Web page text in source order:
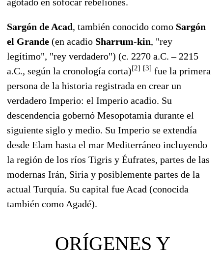
Sargón de Acad, también conocido como Sargón
el Grande (en acadio Sharrum-kin, "rey
legítimo", "rey verdadero") (c. 2270 a.C. – 2215
a.C., según la cronología corta)[2] [3] fue la primera
persona de la historia registrada en crear un
verdadero Imperio: el Imperio acadio. Su
descendencia gobernó Mesopotamia durante el
siguiente siglo y medio. Su Imperio se extendía
desde Elam hasta el mar Mediterráneo incluyendo
la región de los ríos Tigris y Éufrates, partes de las
modernas Irán, Siria y posiblemente partes de la
actual Turquía. Su capital fue Acad (conocida
también como Agadé).
ORÍGENES Y